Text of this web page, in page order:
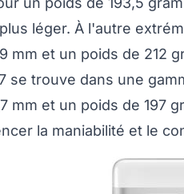
léger. À l'autre
mm et un poids de 212
se trouve dans une
mm et un poids de 197
la maniabilité et le